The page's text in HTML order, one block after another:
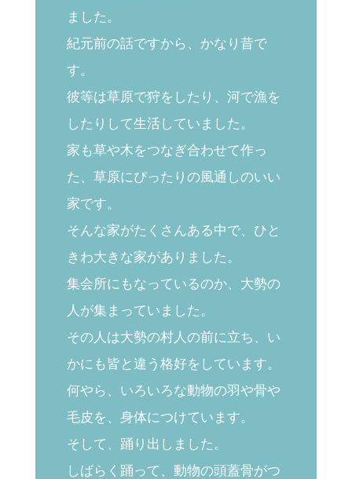
ました。
紀元前の話ですから、かなり昔で
す。
彼等は草原で狩をしたり、河で漁を
したりして生活していました。
家も草や木をつなぎ合わせて作っ
た、草原にぴったりの風通しのいい
家です。
そんな家がたくさんある中で、ひと
きわ大きな家がありました。
集会所にもなっているのか、大勢の
人が集まっていました。
その人は大勢の村人の前に立ち、い
かにも皆と違う格好をしています。
何やら、いろいろな動物の羽や骨や
毛皮を、身体につけています。
そして、踊り出しました。
しばらく踊って、動物の頭蓋骨がつ